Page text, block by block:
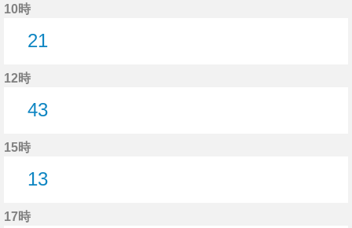
10時
21
12時
43
15時
13
17時